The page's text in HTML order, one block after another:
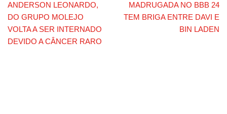
ANDERSON LEONARDO,
DO GRUPO MOLEJO
VOLTA A SER INTERNADO
DEVIDO A CÂNCER RARO
MADRUGADA NO BBB 24
TEM BRIGA ENTRE DAVI E
BIN LADEN